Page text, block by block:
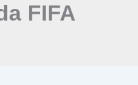
FIFA